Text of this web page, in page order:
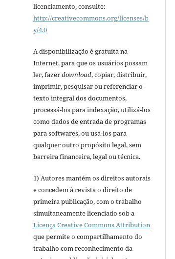
licenciamento, consulte:
http://creativecommons.org/licenses/b
y/4.0
A disponibilização é gratuita na
Internet, para que os usuários possam
ler, fazerdownload, copiar, distribuir,
imprimir, pesquisar ou referenciar o
texto integral dos documentos,
processá-los para indexação, utilizá-los
como dados de entrada de programas
para softwares, ou usá-los para
qualquer outro propósito legal, sem
barreira financeira, legal ou técnica.
1) Autores mantém os direitos autorais
e concedem à revista o direito de
primeira publicação, com o trabalho
simultaneamente licenciado sob a
Licença Creative Commons Attribution
que permite o compartilhamento do
trabalho com reconhecimento da